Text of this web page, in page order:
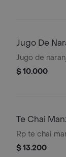
Jugo De
Jugo de
$ 10.000
Te Chai
Rp te chai
$ 13.200